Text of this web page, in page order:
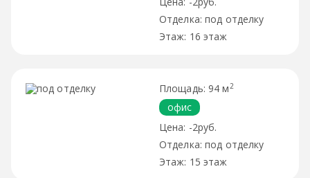
под отделку
16 этаж
94 м 2
офис
-2руб.
под отделку
15 этаж